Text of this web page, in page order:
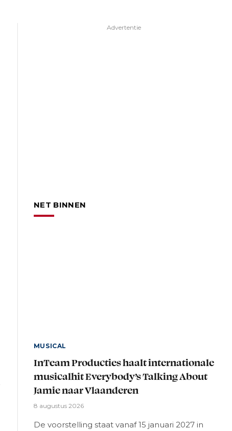
Advertentie
NET BINNEN
MUSICAL
InTeam Producties haalt internationale
musicalhit Everybody’s Talking About
Jamie naar Vlaanderen
8 augustus 2026
De voorstelling staat vanaf 15 januari 2027 in